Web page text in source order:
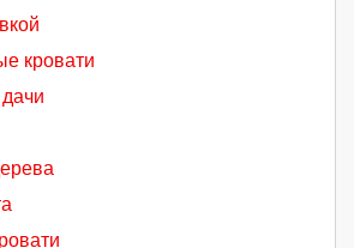
кровати